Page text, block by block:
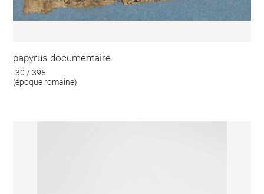
papyrus documentaire
-30 / 395
(époque romaine)